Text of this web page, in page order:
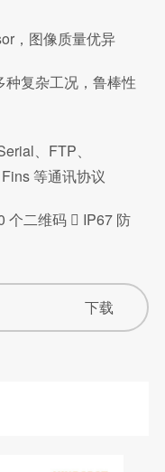
，图像质量优异
复杂工况，鲁棒性
、FTP、
等通讯协议
个二维码  IP67 防
下载